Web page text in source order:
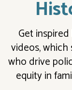
Get
videos,
who drive
equity in